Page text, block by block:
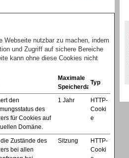
Webseite nutzbar zu machen, indem
und Zugriff auf sichere Bereiche
kann ohne diese Cookies nicht
Maximale
Speicherdauer
Typ
den
des
für Cookies auf
Domäne.
1 Jahr
HTTP-
Cooki
e
Zustände des
bei allen
Sitzung
HTTP-
Cooki